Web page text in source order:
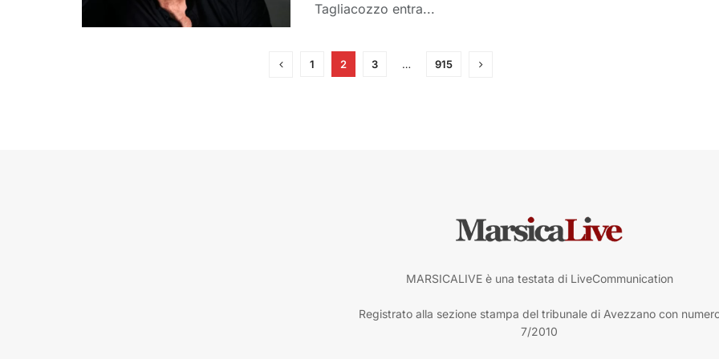
Tagliacozzo entra...
1 2 3 … 915
MARSICALIVE è una testata di LiveCommunication
Registrato alla sezione stampa del tribunale di Avezzano con
7/2010